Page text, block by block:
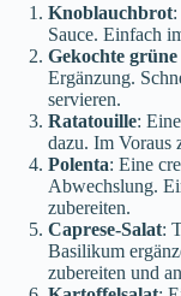
Knoblauchbrot
Sauce. Einfach
Gekochte
Ergänzung.
servieren.
Ratatouille:
dazu. Im Voraus
Polenta: Eine
Abwechslung.
zubereiten.
Caprese-Salat:
Basilikum
zubereiten und